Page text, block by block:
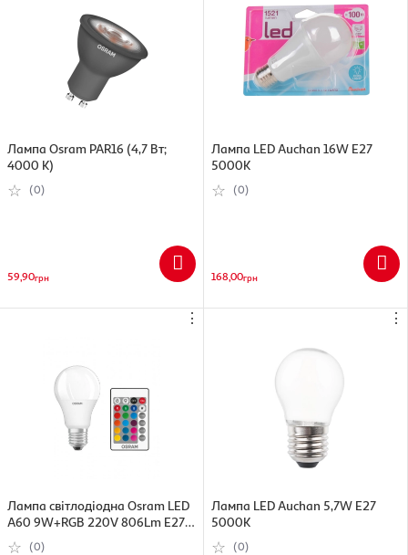
Лампа Osram PAR16 (4,7 Вт;
4000 К)
(0)
59,90грн
Лампа LED Auchan 16W E27
5000К
(0)
168,00грн
⋮
Лампа світлодіодна Osram LED
A60 9W+RGB 220V 806Lm Е27
2700К + пульт ДУ
(0)
⋮
Лампа LED Auchan 5,7W E27
5000К
(0)